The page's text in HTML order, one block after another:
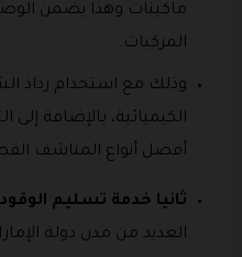
ماكينات وهذا يضمن
المركبات.
وذلك مع استخدام رذاذ
الكيميائية، بالإضافة
أفضل أنواع المناشف
ثانيا خدمة تسليم
العديد من مدن دولة